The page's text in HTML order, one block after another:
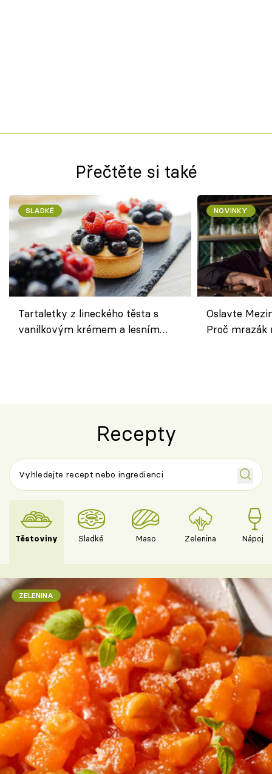
Přečtěte si také
SLADKÉ
Tartaletky z lineckého těsta s
vanilkovým krémem a lesním
NOVINKY
Oslavte
Proč
Recepty
Těstoviny Sladké Maso Zelenina Nápoje
ZELENINA